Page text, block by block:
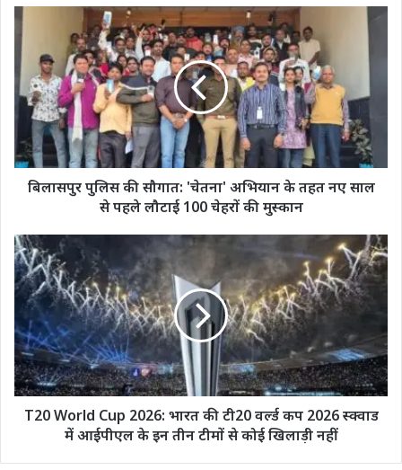
बिलासपुर
सौगात:
'चेतना'
अभियान
तहत
नए
साल
लौटाई
100
चेहरों
मुस्कान
बिलासपुर पुलिस की सौगात: 'चेतना' अभियान के तहत नए साल
से पहले लौटाई 100 चेहरों की मुस्कान
T20
World
Cup
2026:
भारत
की
टी20
वर्ल्ड
कप
2026
T20 World Cup 2026: भारत की टी20 वर्ल्ड कप 2026 स्क्वाड
में आईपीएल के इन तीन टीमों से कोई खिलाड़ी नहीं